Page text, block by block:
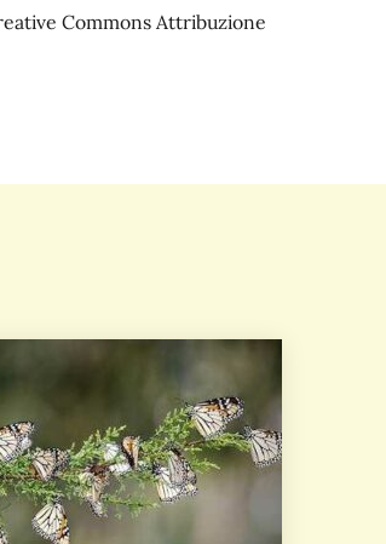
Commons Attribuzione